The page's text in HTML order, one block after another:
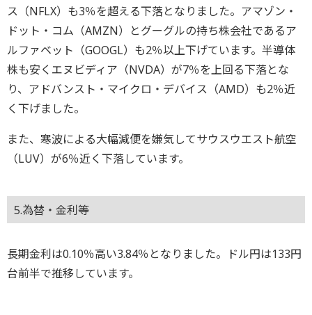
ス（NFLX）も3％を超える下落となりました。アマゾン・
ドット・コム（AMZN）とグーグルの持ち株会社であるア
ルファベット（GOOGL）も2％以上下げています。半導体
株も安くエヌビディア（NVDA）が7％を上回る下落とな
り、アドバンスト・マイクロ・デバイス（AMD）も2％近
く下げました。
また、寒波による大幅減便を嫌気してサウスウエスト航空
（LUV）が6％近く下落しています。
5.為替・金利等
長期金利は0.10％高い3.84％となりました。ドル円は133円
台前半で推移しています。